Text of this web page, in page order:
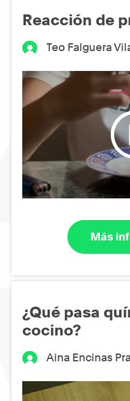
Reacción de
Teo Falguera
Más
¿Qué pasa
cocino?
Aina Encinas